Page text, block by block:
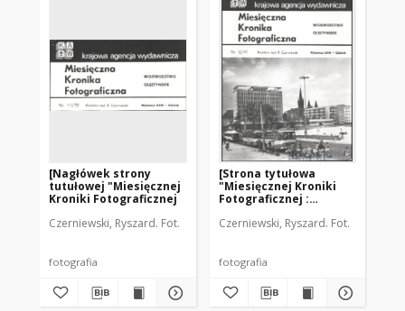
[Nagłówek strony
tutułowej "Miesięcznej
Kroniki Fotograficznej
Czerniewski, Ryszard. Fot.
fotografia
[Strona tytułowa
"Miesięcznej Kroniki
Fotograficznej :
olsztyńskie" nr 8/79]
Czerniewski, Ryszard. Fot.
fotografia